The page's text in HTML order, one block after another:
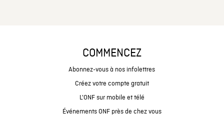
COMMENCEZ
Abonnez-vous à nos infolettres
Créez votre compte gratuit
L'ONF sur mobile et télé
Événements ONF près de chez vous